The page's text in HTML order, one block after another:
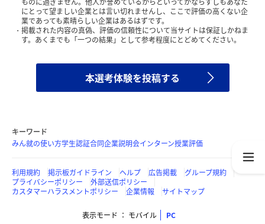
にとって望ましい企業とは言い切れませんし、ここで評価の高くない企
業であっても素晴らしい企業はあるはずです。
掲載された内容の真偽、評価の信頼性について当サイトは保証しかねま
す。あくまでも「一つの結果」として参考程度にとどめてください。
本選考体験を投稿する
キーワード
みん就の使い方学生認証合同企業説明会インターン授業評価
利用規約 掲示板ガイドライン ヘルプ 広告掲載
グループ規約
プライバシーポリシー
外部送信ポリシー
カスタマーハラスメントポリシー
企業情報 サイトマップ
表示モード モバイル PC